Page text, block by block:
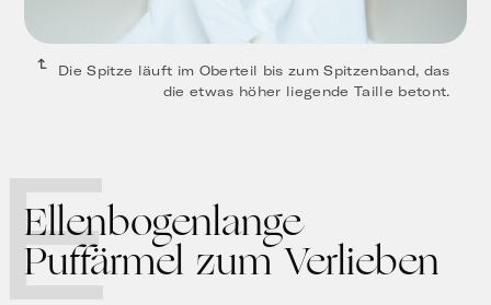
Die Spitze läuft im Oberteil bis zum Spitzenband, das
die etwas höher liegende Taille betont.
Ellenbogenlange
Puffärmel zum Verlieben